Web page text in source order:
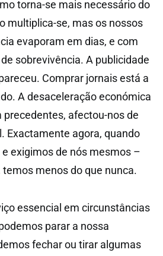
torna-se mais necessário do
multiplica-se, mas os nossos
evaporam em dias, e com
sobrevivência. A publicidade
Comprar jornais está a
A desaceleração económica
precedentes, afectou-nos de
Exactamente agora, quando
exigimos de nós mesmos –
menos do que nunca.
essencial em circunstâncias
parar a nossa
fechar ou tirar algumas